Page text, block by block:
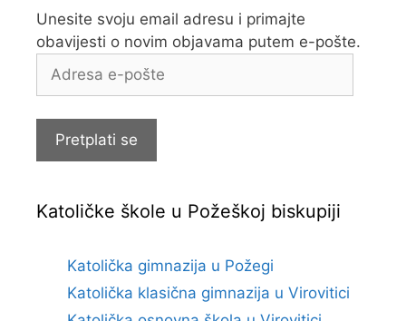
Unesite svoju email adresu i primajte
obavijesti o novim objavama putem e-pošte.
e-
Pretplati se
Katoličke škole u Požeškoj biskupiji
Katolička gimnazija u Požegi
Katolička klasična gimnazija u Virovitici